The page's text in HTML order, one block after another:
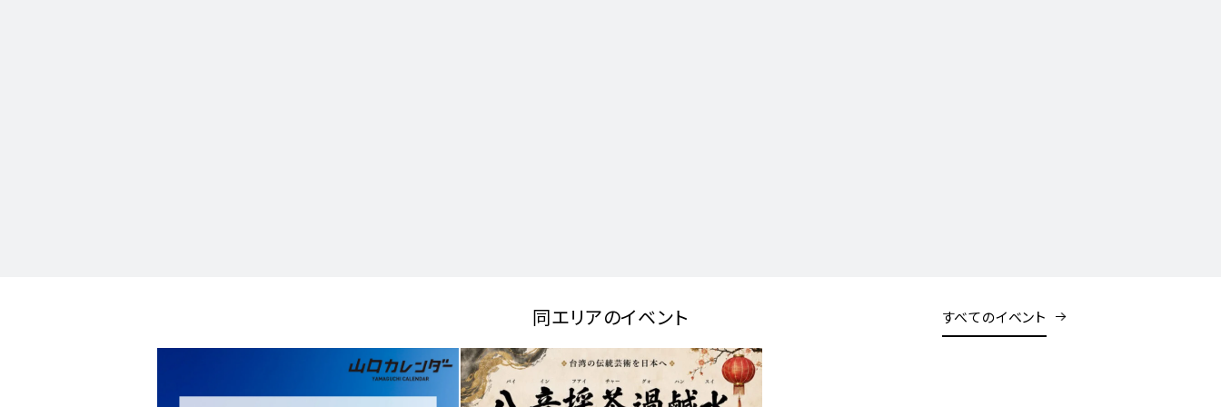
同エリアのイベント すべてのイベント